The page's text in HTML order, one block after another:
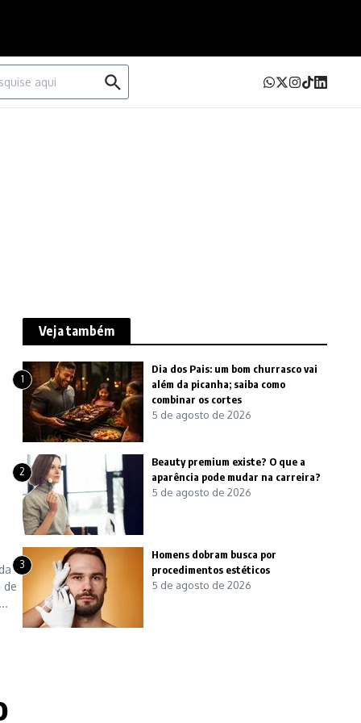
por:
de
Veja também
1
Dia dos Pais: um bom churrasco vai
além da picanha; saiba como
combinar os cortes
5 de agosto de 2026
2
Beauty premium existe? O que a
aparência pode mudar na carreira?
5 de agosto de 2026
3
Homens dobram busca por
procedimentos estéticos
5 de agosto de 2026